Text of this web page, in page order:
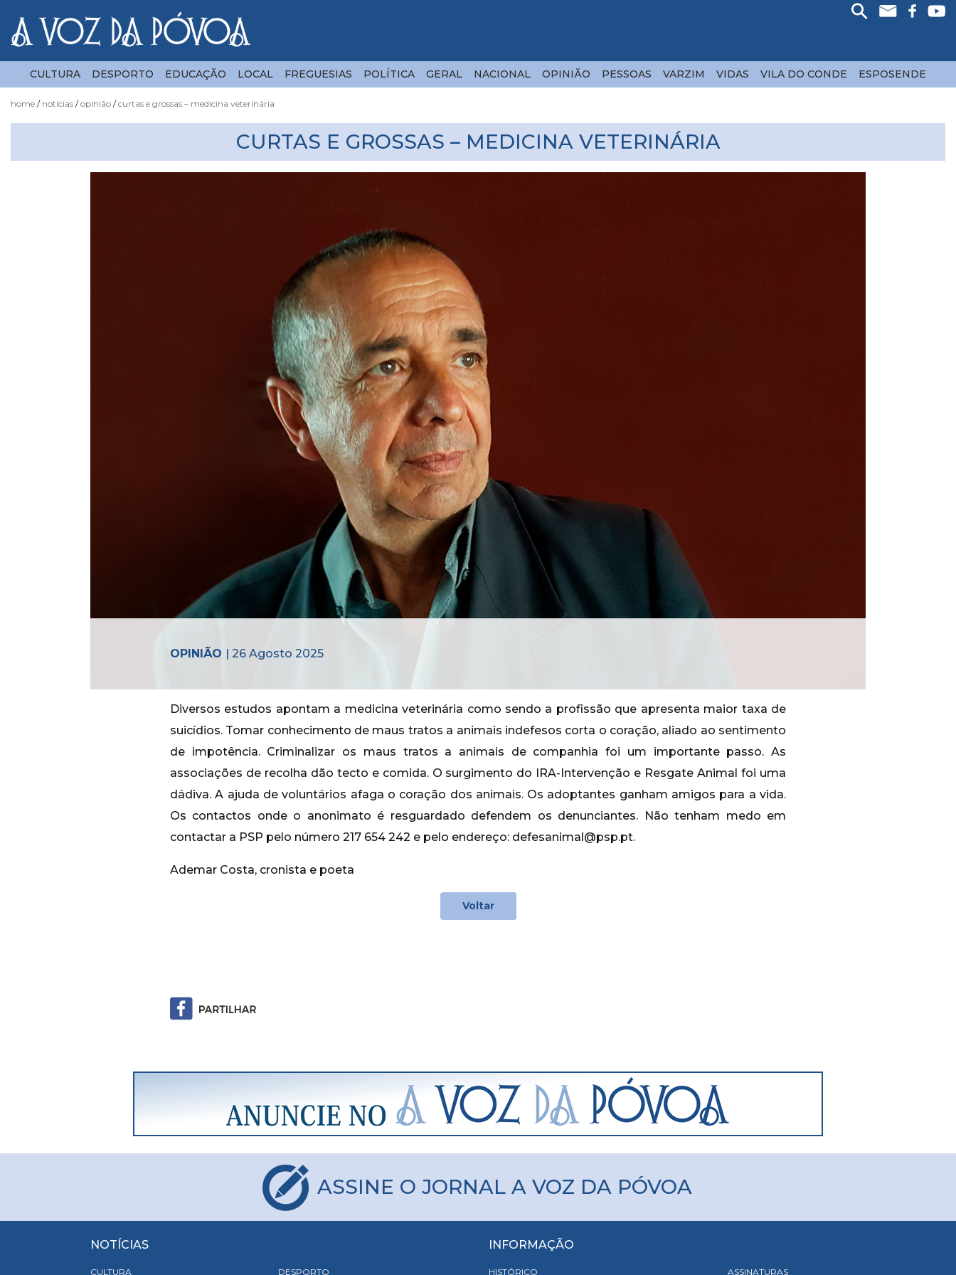
CULTURA DESPORTO EDUCAÇÃO LOCAL FREGUESIAS POLÍTICA GERAL NACIONAL OPINIÃO PESSOAS VARZIM VIDAS VILA DO CONDE ESPOSENDE
home notícias opinião curtas e grossas – medicina veterinária
CURTAS E GROSSAS – MEDICINA VETERINÁRIA
OPINIÃO | 26 Agosto 2025
Diversos estudos apontam a medicina veterinária como sendo a profissão que apresenta maior taxa de
suicídios. Tomar conhecimento de maus tratos a animais indefesos corta o coração, aliado ao sentimento
de impotência. Criminalizar os maus tratos a animais de companhia foi um importante passo. As
associações de recolha dão tecto e comida. O surgimento do IRA-Intervenção e Resgate Animal foi uma
dádiva. A ajuda de voluntários afaga o coração dos animais. Os adoptantes ganham amigos para a vida.
Os contactos onde o anonimato é resguardado defendem os denunciantes. Não tenham medo em
contactar a PSP pelo número 217 654 242 e pelo endereço: defesanimal@psp.pt.
Ademar Costa, cronista e poeta
Voltar
ASSINE O JORNAL A VOZ DA PÓVOA
NOTÍCIAS
CULTURA DESPORTO
INFORMAÇÃO
HISTÓRICO ASSINATURAS